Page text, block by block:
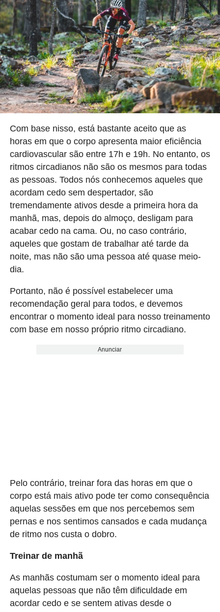
Com base nisso, está bastante aceito que as
horas em que o corpo apresenta maior eficiência
cardiovascular são entre 17h e 19h. No entanto, os
ritmos circadianos não são os mesmos para todas
as pessoas. Todos nós conhecemos aqueles que
acordam cedo sem despertador, são
tremendamente ativos desde a primeira hora da
manhã, mas, depois do almoço, desligam para
acabar cedo na cama. Ou, no caso contrário,
aqueles que gostam de trabalhar até tarde da
noite, mas não são uma pessoa até quase meio-
dia.
Portanto, não é possível estabelecer uma
recomendação geral para todos, e devemos
encontrar o momento ideal para nosso treinamento
com base em nosso próprio ritmo circadiano.
Anunciar
Pelo contrário, treinar fora das horas em que o
corpo está mais ativo pode ter como consequência
aquelas sessões em que nos percebemos sem
pernas e nos sentimos cansados e cada mudança
de ritmo nos custa o dobro.
Treinar de manhã
As manhãs costumam ser o momento ideal para
aquelas pessoas que não têm dificuldade em
acordar cedo e se sentem ativas desde o